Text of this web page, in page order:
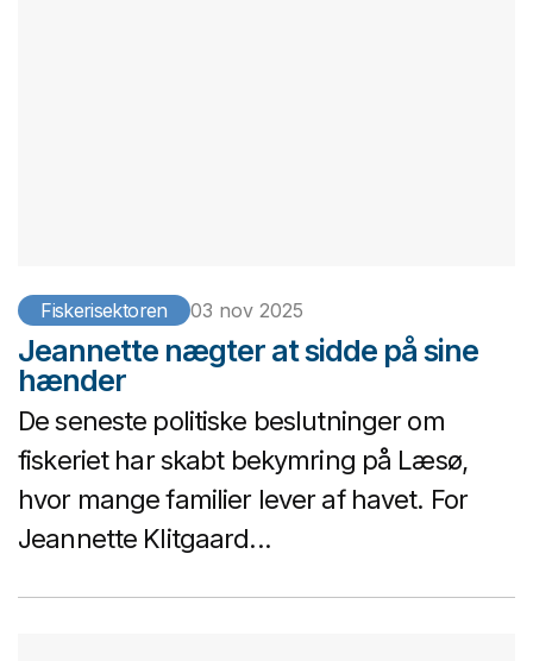
Fiskerisektoren 03 nov 2025
Jeannette nægter at sidde på sine
hænder
De seneste politiske beslutninger om
fiskeriet har skabt bekymring på Læsø,
hvor mange familier lever af havet. For
Jeannette Klitgaard...